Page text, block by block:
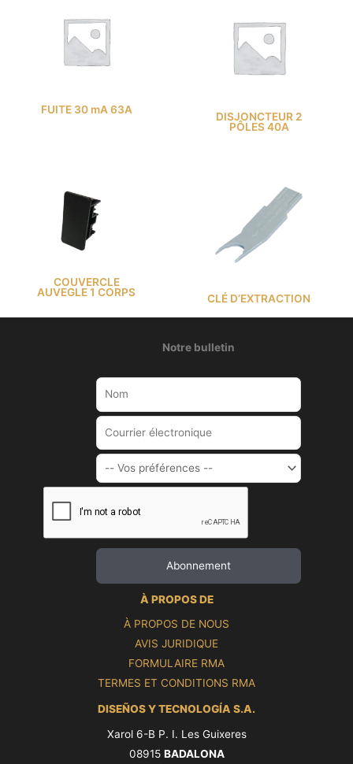
FUITE 30 mA 63A
DISJONCTEUR 2
PÔLES 40A
COUVERCLE
AUVEGLE 1 CORPS
CLÉ D’EXTRACTION
Notre bulletin
À PROPOS DE
À PROPOS DE NOUS
AVIS JURIDIQUE
FORMULAIRE RMA
TERMES ET CONDITIONS RMA
DISEÑOS Y TECNOLOGÍA S.A.
Xarol 6-B P. I. Les Guixeres
08915 BADALONA